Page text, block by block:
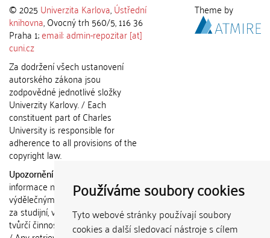
Používáme soubory cookies
Tyto webové stránky používají soubory
cookies a další sledovací nástroje s cílem
© 2025 Univerzita Karlova,Ústřední
knihovna, Ovocný trh 560/5, 116 36
Praha 1;email: admin-repozitar [at]
cuni.cz
Za dodržení všech ustanovení
autorského zákona jsou
zodpovědné jednotlivé složky
Univerzity Karlovy. / Each
constituent part of Charles
University is responsible for
adherence to all provisions of the
copyright law.
Upozornění / Notice:
informace nemohou být použity k
výdělečným účelům nebo vydávány
za studijní, vědeckou nebo jinou
tvůrčí činnost jiné osoby než autora.
Theme by